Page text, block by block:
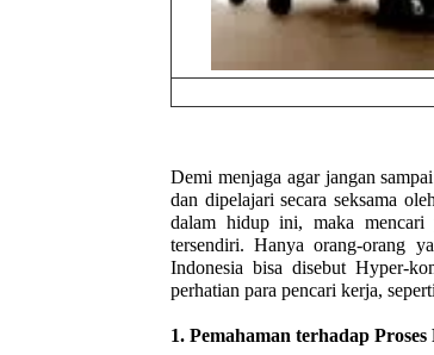
Demi menjaga agar jangan
dan dipelajari secara seksama
dalam hidup ini, maka mencari
tersendiri. Hanya orang-orang
Indonesia bisa disebut Hyper-
perhatian para pencari kerja,
1. Pemahaman terhadap